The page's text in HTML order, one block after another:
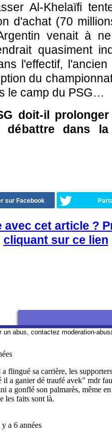
Al-Khelaïfi
d'achat (70
venait à
quasiment
l'effectif,
du
le camp du PSG…
doit-il
dans
sur Facebook
avec cet article ?
cliquant sur ce lien
un abus, contactez moderation-